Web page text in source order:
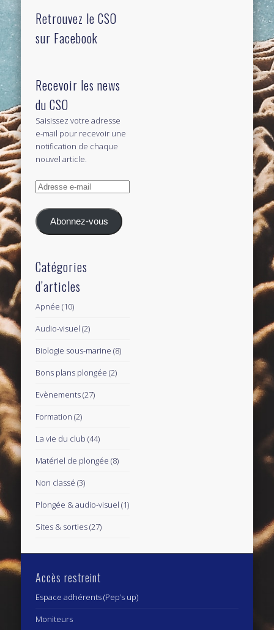
Retrouvez le CSO
sur Facebook
Recevoir les news
du CSO
Saisissez votre adresse
e-mail pour recevoir une
notification de chaque
nouvel article.
Adresse
mail
Abonnez-vous
Catégories
d’articles
Apnée (10)
Audio-visuel (2)
Biologie sous-marine (8)
Bons plans plongée (2)
Evènements(27)
Formation (2)
La vie du club (44)
Matériel de plongée (8)
Non classé (3)
Plongée & audio-visuel (1)
Sites & sorties(27)
Accès restreint
Espace adhérents (Pep’s up)
Moniteurs